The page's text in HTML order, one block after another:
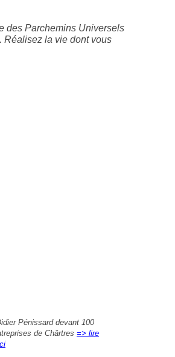
des Parchemins Universels
Réalisez la vie dont vous
Pénissard devant 100
de Chârtres => lire